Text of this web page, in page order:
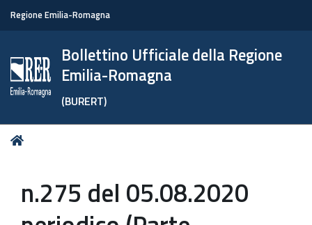
Regione Emilia-Romagna
Bollettino Ufficiale della Regione
Emilia-Romagna
(BURERT)
Tu
n.275 del 05.08.2020